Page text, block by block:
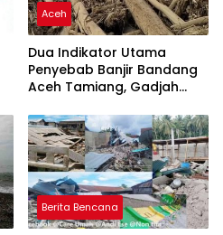
Aceh
Dua Indikator Utama
Penyebab Banjir Bandang
Aceh Tamiang, Gadjah
DAS
Berita Bencana